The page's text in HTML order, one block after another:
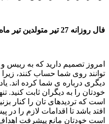
فال روزانه 27 تیر متولدین تیر ماه
امروز تصمیم دارید که به رییس
توانند روی شما حساب کنند،
دیگری درباره ی شما کرده اند.
خودتان را به دیگران ثابت کنید.
است که تردیدهای تان را کنار
افتد باشد تا اقدامات لازم را
است خودتان مانع پیشرفت